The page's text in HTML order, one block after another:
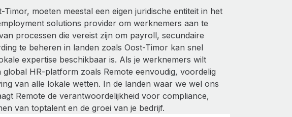
moeten meestal een eigen juridische entiteit in het
solutions provider om werknemers aan te
processen die vereist zijn om payroll, secundaire
te beheren in landen zoals Oost-Timor kan snel
expertise beschikbaar is. Als je werknemers wilt
HR-platform zoals Remote eenvoudig, voordelig
van alle lokale wetten. In de landen waar we wel ons
Remote de verantwoordelijkheid voor compliance,
van toptalent en de groei van je bedrijf.